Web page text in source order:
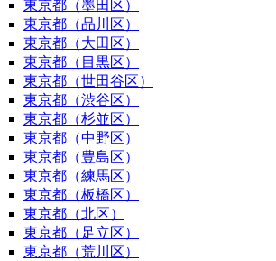
東京都（墨田区）
東京都（品川区）
東京都（大田区）
東京都（目黒区）
東京都（世田谷区）
東京都（渋谷区）
東京都（杉並区）
東京都（中野区）
東京都（豊島区）
東京都（練馬区）
東京都（板橋区）
東京都（北区）
東京都（足立区）
東京都（荒川区）